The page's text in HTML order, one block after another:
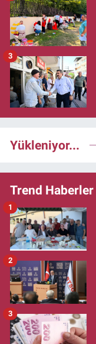
3
Yükleniyor...
Trend Haberler
1
2
3